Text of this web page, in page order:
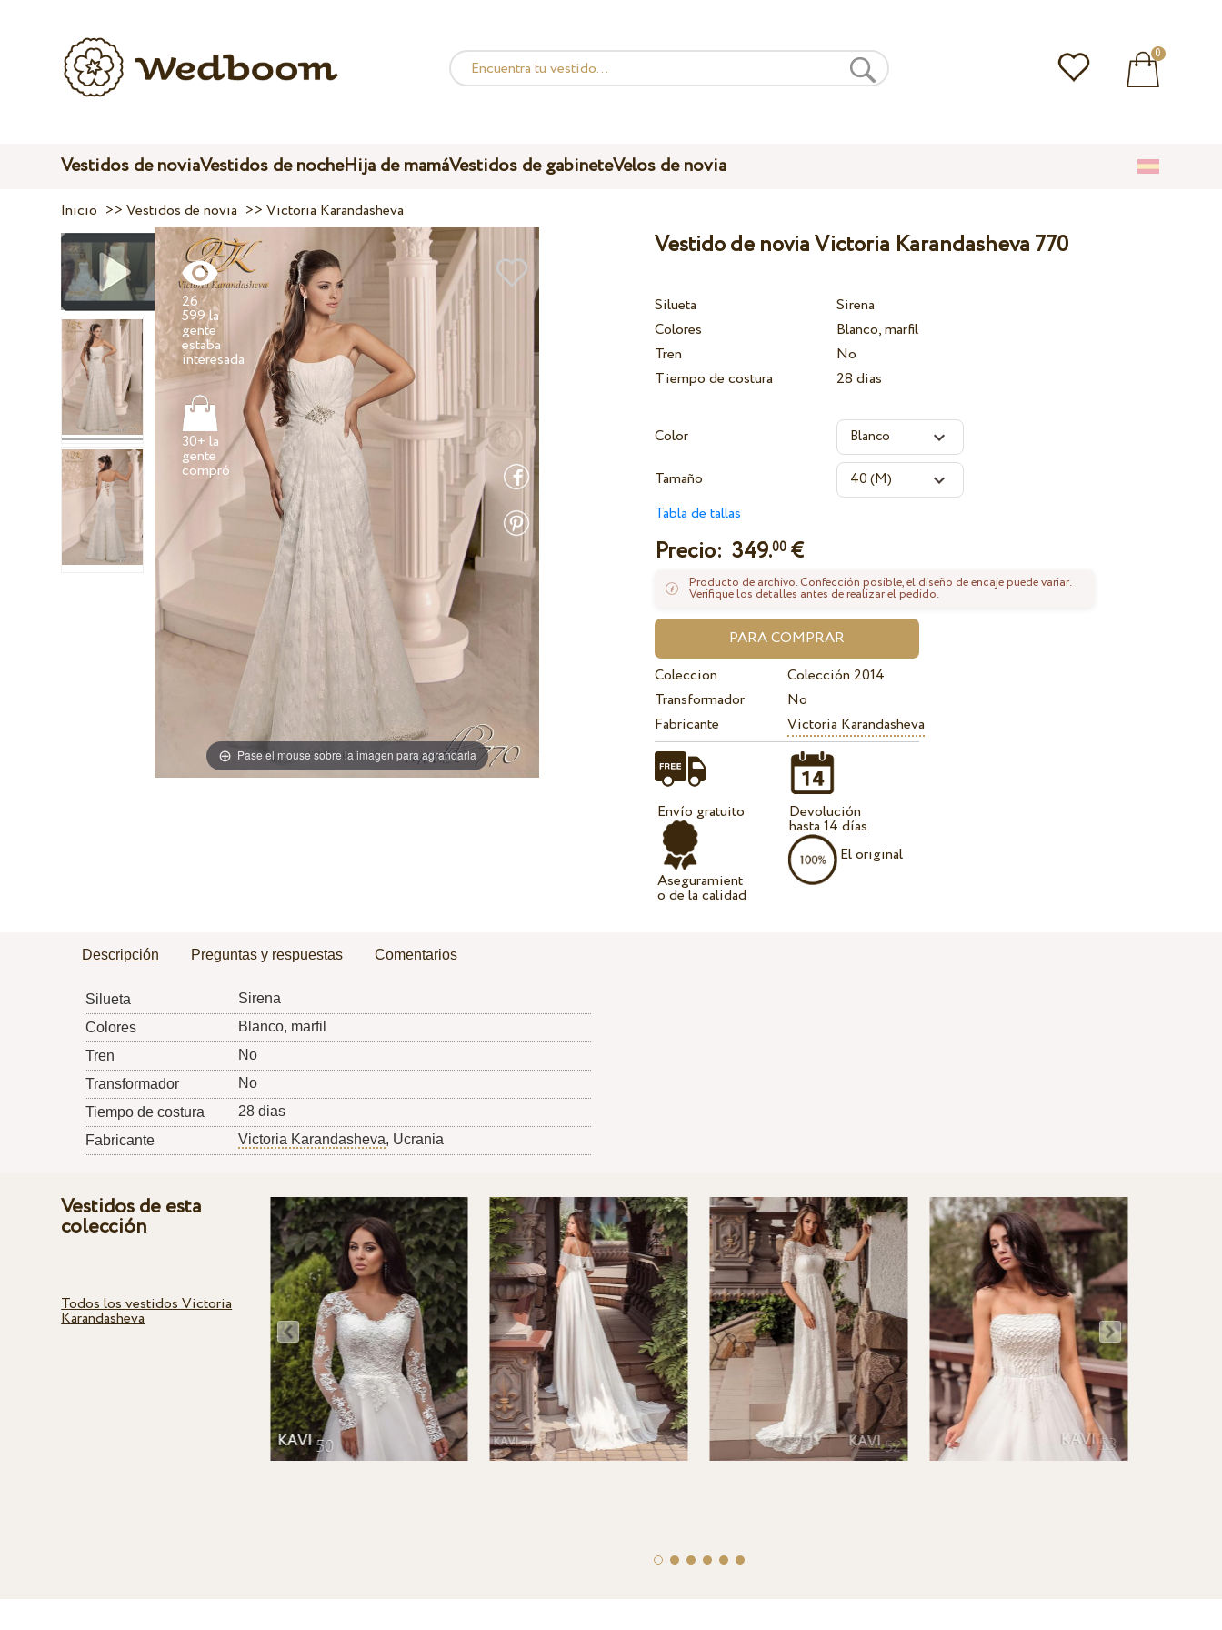
0
Vestidos de noviaVestidos de nocheHija de mamáVestidos de gabineteVelos de novia
Inicio >>Vestidos de novia >>Victoria Karandasheva
Pase el mouse sobre la imagen para agrandarla
26
599 la
gente
estaba
30+ la
gente
Vestido de novia Victoria Karandasheva 770
Silueta
Sirena
Colores
Blanco, marfil
Tren
No
Tiempo de costura
28 dias
Color
Tamaño
Tabla de tallas
Precio:349.00 €
Producto de archivo. Confección posible, el diseño de encaje puede variar.
Verifique los detalles antes de realizar el pedido.
Coleccion
Colección 2014
Transformador
No
Fabricante
Victoria Karandasheva
Envío gratuito
Aseguramient
o de la calidad
Devolución
hasta 14 días.
El original
Descripción Preguntas y respuestas Comentarios
Silueta
Sirena
Colores
Blanco, marfil
Tren
No
Transformador
No
Tiempo de costura
28 dias
Fabricante
Victoria Karandasheva, Ucrania
Vestidos de esta
colección
Todos los vestidos Victoria
Karandasheva